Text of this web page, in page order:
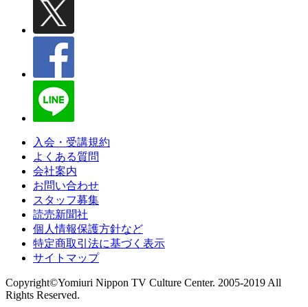
入会・受講規約
よくある質問
会社案内
お問い合わせ
スタッフ募集
読売新聞社
個人情報保護方針など
特定商取引法に基づく表示
サイトマップ
Copyright©Yomiuri Nippon TV Culture Center. 2005-2019 All
Rights Reserved.